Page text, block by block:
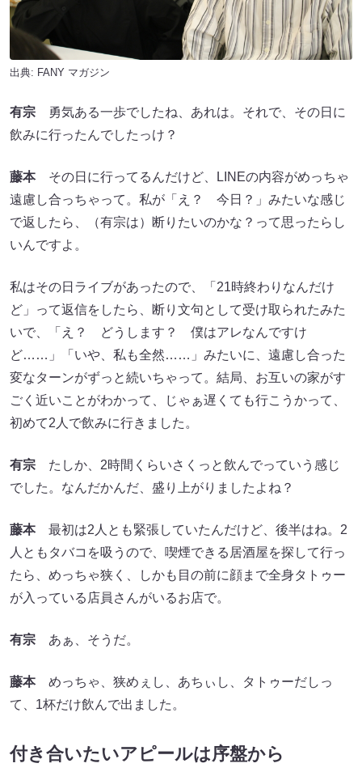
出典: FANY マガジン
有宗 勇気ある一歩でしたね、あれは。それで、その日に
飲みに行ったんでしたっけ？
藤本その日に行ってるんだけど、LINEの内容がめっちゃ
遠慮し合っちゃって。私が「え？ 今日？」みたいな感じ
で返したら、（有宗は）断りたいのかな？って思ったらし
いんですよ。
私はその日ライブがあったので、「21時終わりなんだけ
ど」って返信をしたら、断り文句として受け取られたみた
いで、「え？ どうします？ 僕はアレなんですけ
ど……」「いや、私も全然……」みたいに、遠慮し合った
変なターンがずっと続いちゃって。結局、お互いの家がす
ごく近いことがわかって、じゃぁ遅くても行こうかって、
初めて2人で飲みに行きました。
有宗 たしか、2時間くらいさくっと飲んでっていう感じ
でした。なんだかんだ、盛り上がりましたよね？
藤本最初は2人とも緊張していたんだけど、後半はね。2
人ともタバコを吸うので、喫煙できる居酒屋を探して行っ
たら、めっちゃ狭く、しかも目の前に顔まで全身タトゥー
が入っている店員さんがいるお店で。
有宗 あぁ、そうだ。
藤本めっちゃ、狭めぇし、あちぃし、タトゥーだしっ
て、1杯だけ飲んで出ました。
付き合いたいアピールは序盤から